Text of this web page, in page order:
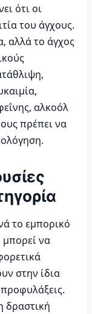
ότι οι
του άγχους.
αλλά το άγχος
αλκοόλ
πρέπει να
το εμπορικό
μπορεί να
στην ίδια
δραστική